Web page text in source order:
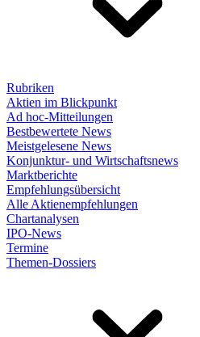
Rubriken
Aktien im Blickpunkt
Ad hoc-Mitteilungen
Bestbewertete News
Meistgelesene News
Konjunktur- und Wirtschaftsnews
Marktberichte
Empfehlungsübersicht
Alle Aktienempfehlungen
Chartanalysen
IPO-News
Termine
Themen-Dossiers